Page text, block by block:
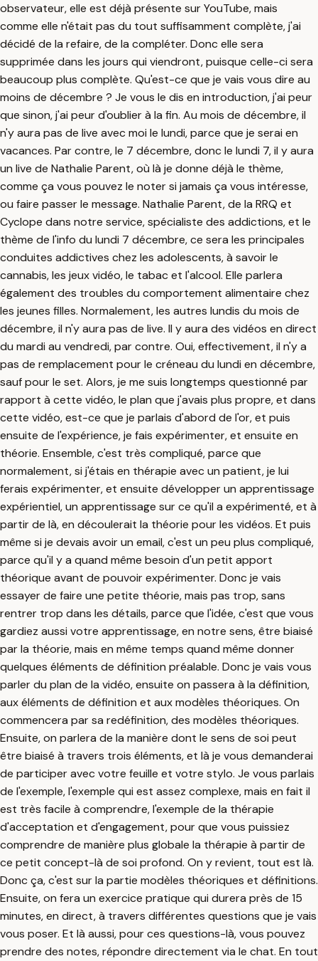
observateur, elle est déjà présente sur YouTube, mais
comme elle n'était pas du tout suffisamment complète, j'ai
décidé de la refaire, de la compléter. Donc elle sera
supprimée dans les jours qui viendront, puisque celle-ci sera
beaucoup plus complète. Qu'est-ce que je vais vous dire au
moins de décembre ? Je vous le dis en introduction, j'ai peur
que sinon, j'ai peur d'oublier à la fin. Au mois de décembre, il
n'y aura pas de live avec moi le lundi, parce que je serai en
vacances. Par contre, le 7 décembre, donc le lundi 7, il y aura
un live de Nathalie Parent, où là je donne déjà le thème,
comme ça vous pouvez le noter si jamais ça vous intéresse,
ou faire passer le message. Nathalie Parent, de la RRQ et
Cyclope dans notre service, spécialiste des addictions, et le
thème de l'info du lundi 7 décembre, ce sera les principales
conduites addictives chez les adolescents, à savoir le
cannabis, les jeux vidéo, le tabac et l'alcool. Elle parlera
également des troubles du comportement alimentaire chez
les jeunes filles. Normalement, les autres lundis du mois de
décembre, il n'y aura pas de live. Il y aura des vidéos en direct
du mardi au vendredi, par contre. Oui, effectivement, il n'y a
pas de remplacement pour le créneau du lundi en décembre,
sauf pour le set. Alors, je me suis longtemps questionné par
rapport à cette vidéo, le plan que j'avais plus propre, et dans
cette vidéo, est-ce que je parlais d'abord de l'or, et puis
ensuite de l'expérience, je fais expérimenter, et ensuite en
théorie. Ensemble, c'est très compliqué, parce que
normalement, si j'étais en thérapie avec un patient, je lui
ferais expérimenter, et ensuite développer un apprentissage
expérientiel, un apprentissage sur ce qu'il a expérimenté, et à
partir de là, en découlerait la théorie pour les vidéos. Et puis
même si je devais avoir un email, c'est un peu plus compliqué,
parce qu'il y a quand même besoin d'un petit apport
théorique avant de pouvoir expérimenter. Donc je vais
essayer de faire une petite théorie, mais pas trop, sans
rentrer trop dans les détails, parce que l'idée, c'est que vous
gardiez aussi votre apprentissage, en notre sens, être biaisé
par la théorie, mais en même temps quand même donner
quelques éléments de définition préalable. Donc je vais vous
parler du plan de la vidéo, ensuite on passera à la définition,
aux éléments de définition et aux modèles théoriques. On
commencera par sa redéfinition, des modèles théoriques.
Ensuite, on parlera de la manière dont le sens de soi peut
être biaisé à travers trois éléments, et là je vous demanderai
de participer avec votre feuille et votre stylo. Je vous parlais
de l'exemple, l'exemple qui est assez complexe, mais en fait il
est très facile à comprendre, l'exemple de la thérapie
d'acceptation et d'engagement, pour que vous puissiez
comprendre de manière plus globale la thérapie à partir de
ce petit concept-là de soi profond. On y revient, tout est là.
Donc ça, c'est sur la partie modèles théoriques et définitions.
Ensuite, on fera un exercice pratique qui durera près de 15
minutes, en direct, à travers différentes questions que je vais
vous poser. Et là aussi, pour ces questions-là, vous pouvez
prendre des notes, répondre directement via le chat. En tout